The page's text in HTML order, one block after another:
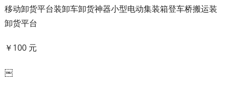
移动卸货平台装卸车卸货神器小型电动集装箱登车桥搬运装
卸货平台
￥100 元
￼